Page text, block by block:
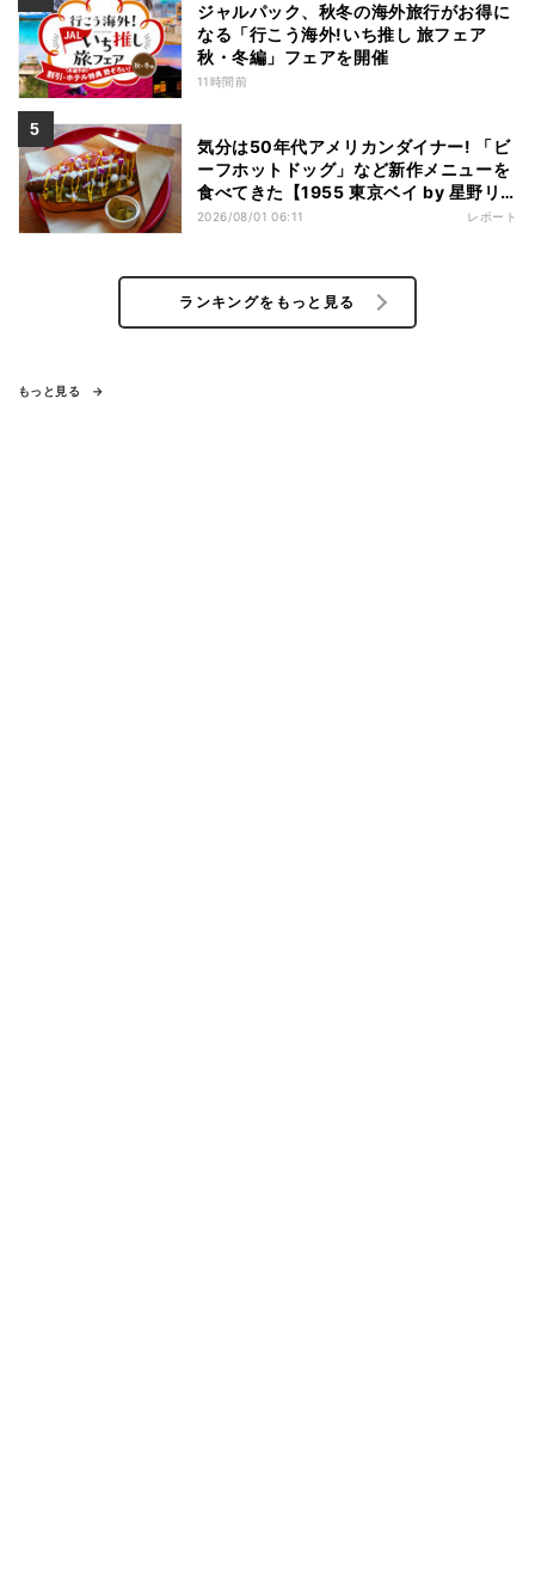
ジャルパック、秋冬の海外旅行がお得に
なる「行こう海外!いち推し 旅フェア
秋・冬編」フェアを開催
11時間前
気分は50年代アメリカンダイナー! 「ビ
ーフホットドッグ」など新作メニューを
食べてきた【1955 東京ベイ by 星野リ
ゾート宿泊レポ】
2026/08/01 06:11 レポート
ランキングをもっと見る
もっと見る